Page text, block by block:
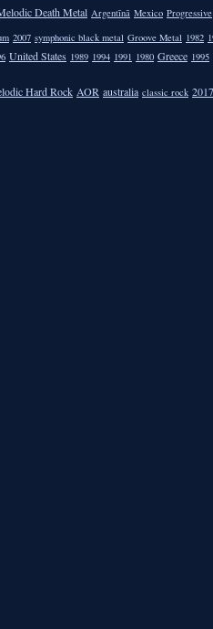
Death Metal Argentīnā Mexico Progressive
2007 symphonic black metal Groove Metal 1982
United States 1989 1994 1991 1980 Greece 1995
Hard Rock AOR australia classic rock 2017